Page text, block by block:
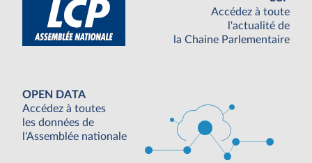
Accédez à toute
l'actualité de
la Chaine Parlementaire
OPEN DATA
Accédez à toutes
les données de
l'Assemblée nationale